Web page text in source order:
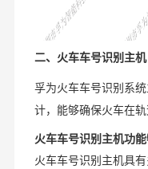
二、火车车号识别主机
孚为火车车号识别系
计，能够确保火车在轨
火车车号识别主机功能
火车车号识别主机具